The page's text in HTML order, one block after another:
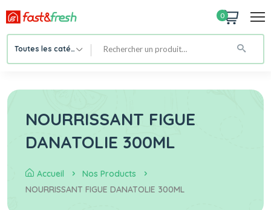
0
Toutes les catégories
NOURRISSANT FIGUE
DANATOLIE 300ML
Accueil
Nos Products
NOURRISSANT FIGUE DANATOLIE 300ML